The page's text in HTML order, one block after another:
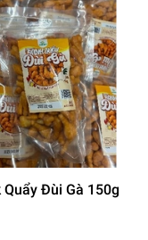
Quẩy Đùi Gà 150g